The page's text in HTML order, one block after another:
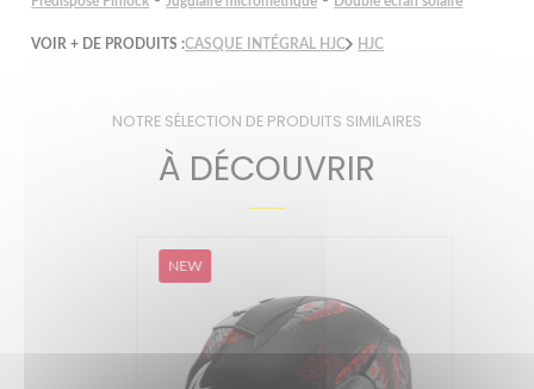
VOIR + DE PRODUITS :CASQUE INTÉGRAL HJC HJC
NOTRE SÉLECTION DE PRODUITS SIMILAIRES
À DÉCOUVRIR
NEW